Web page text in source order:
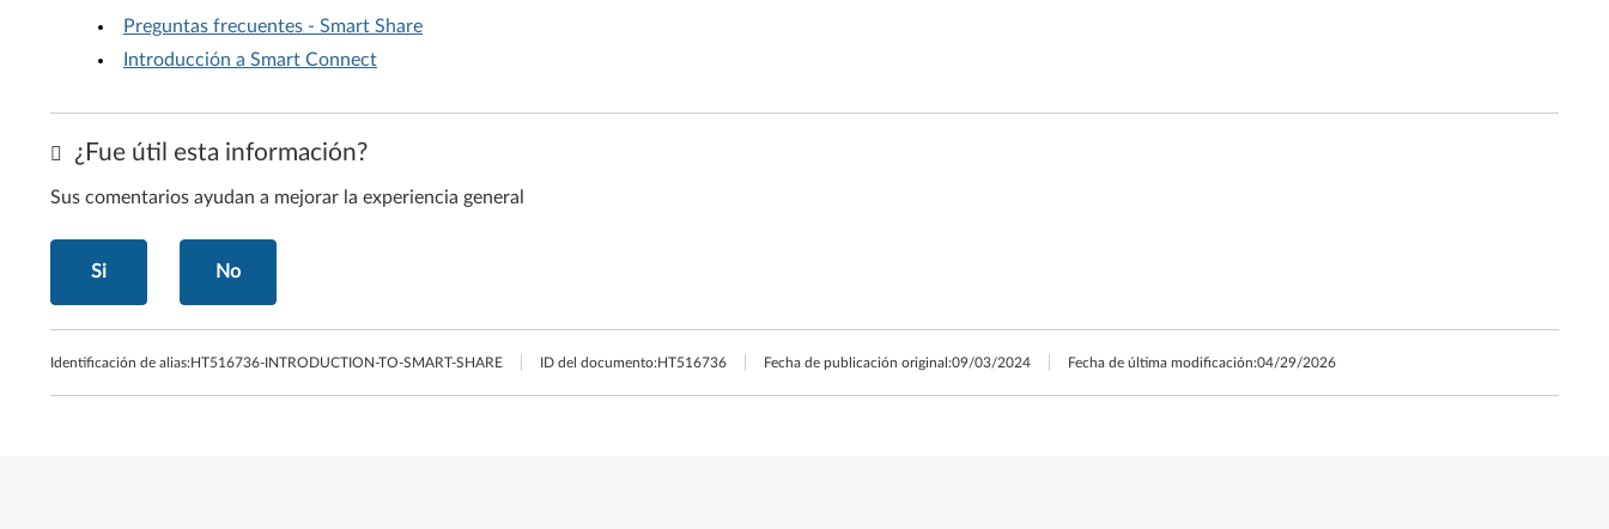
Preguntas frecuentes - Smart Share
Introducción a Smart Connect
¿Fue útil esta información?
Sus comentarios ayudan a mejorar la experiencia general
Si No
Identificación de alias:HT516736-INTRODUCTION-TO-SMART-SHARE ID del documento:HT516736 Fecha de publicación original:09/03/2024 Fecha de última modificación:04/29/2026